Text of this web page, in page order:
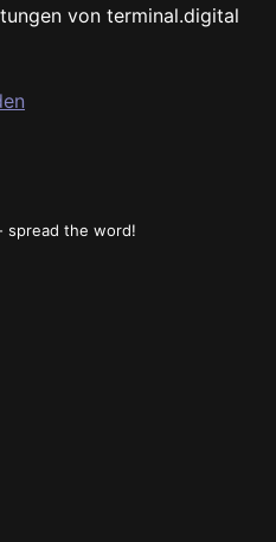
von terminal.digital
spread the word!